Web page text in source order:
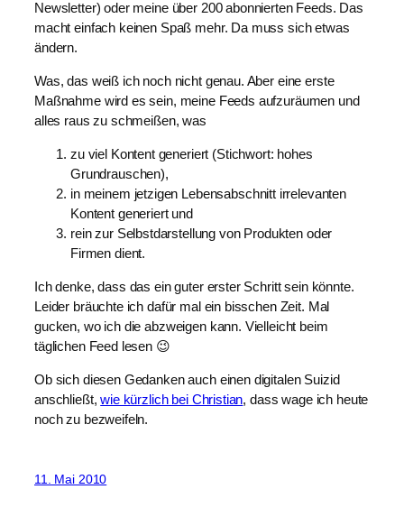
Newsletter) oder meine über 200 abonnierten Feeds. Das
macht einfach keinen Spaß mehr. Da muss sich etwas
ändern.
Was, das weiß ich noch nicht genau. Aber eine erste
Maßnahme wird es sein, meine Feeds aufzuräumen und
alles raus zu schmeißen, was
zu viel Kontent generiert (Stichwort: hohes
Grundrauschen),
in meinem jetzigen Lebensabschnitt irrelevanten
Kontent generiert und
rein zur Selbstdarstellung von Produkten oder
Firmen dient.
Ich denke, dass das ein guter erster Schritt sein könnte.
Leider bräuchte ich dafür mal ein bisschen Zeit. Mal
gucken, wo ich die abzweigen kann. Vielleicht beim
täglichen Feed lesen 😉
Ob sich diesen Gedanken auch einen digitalen Suizid
anschließt,wie kürzlich bei Christian, dass wage ich heute
noch zu bezweifeln.
11. Mai 2010